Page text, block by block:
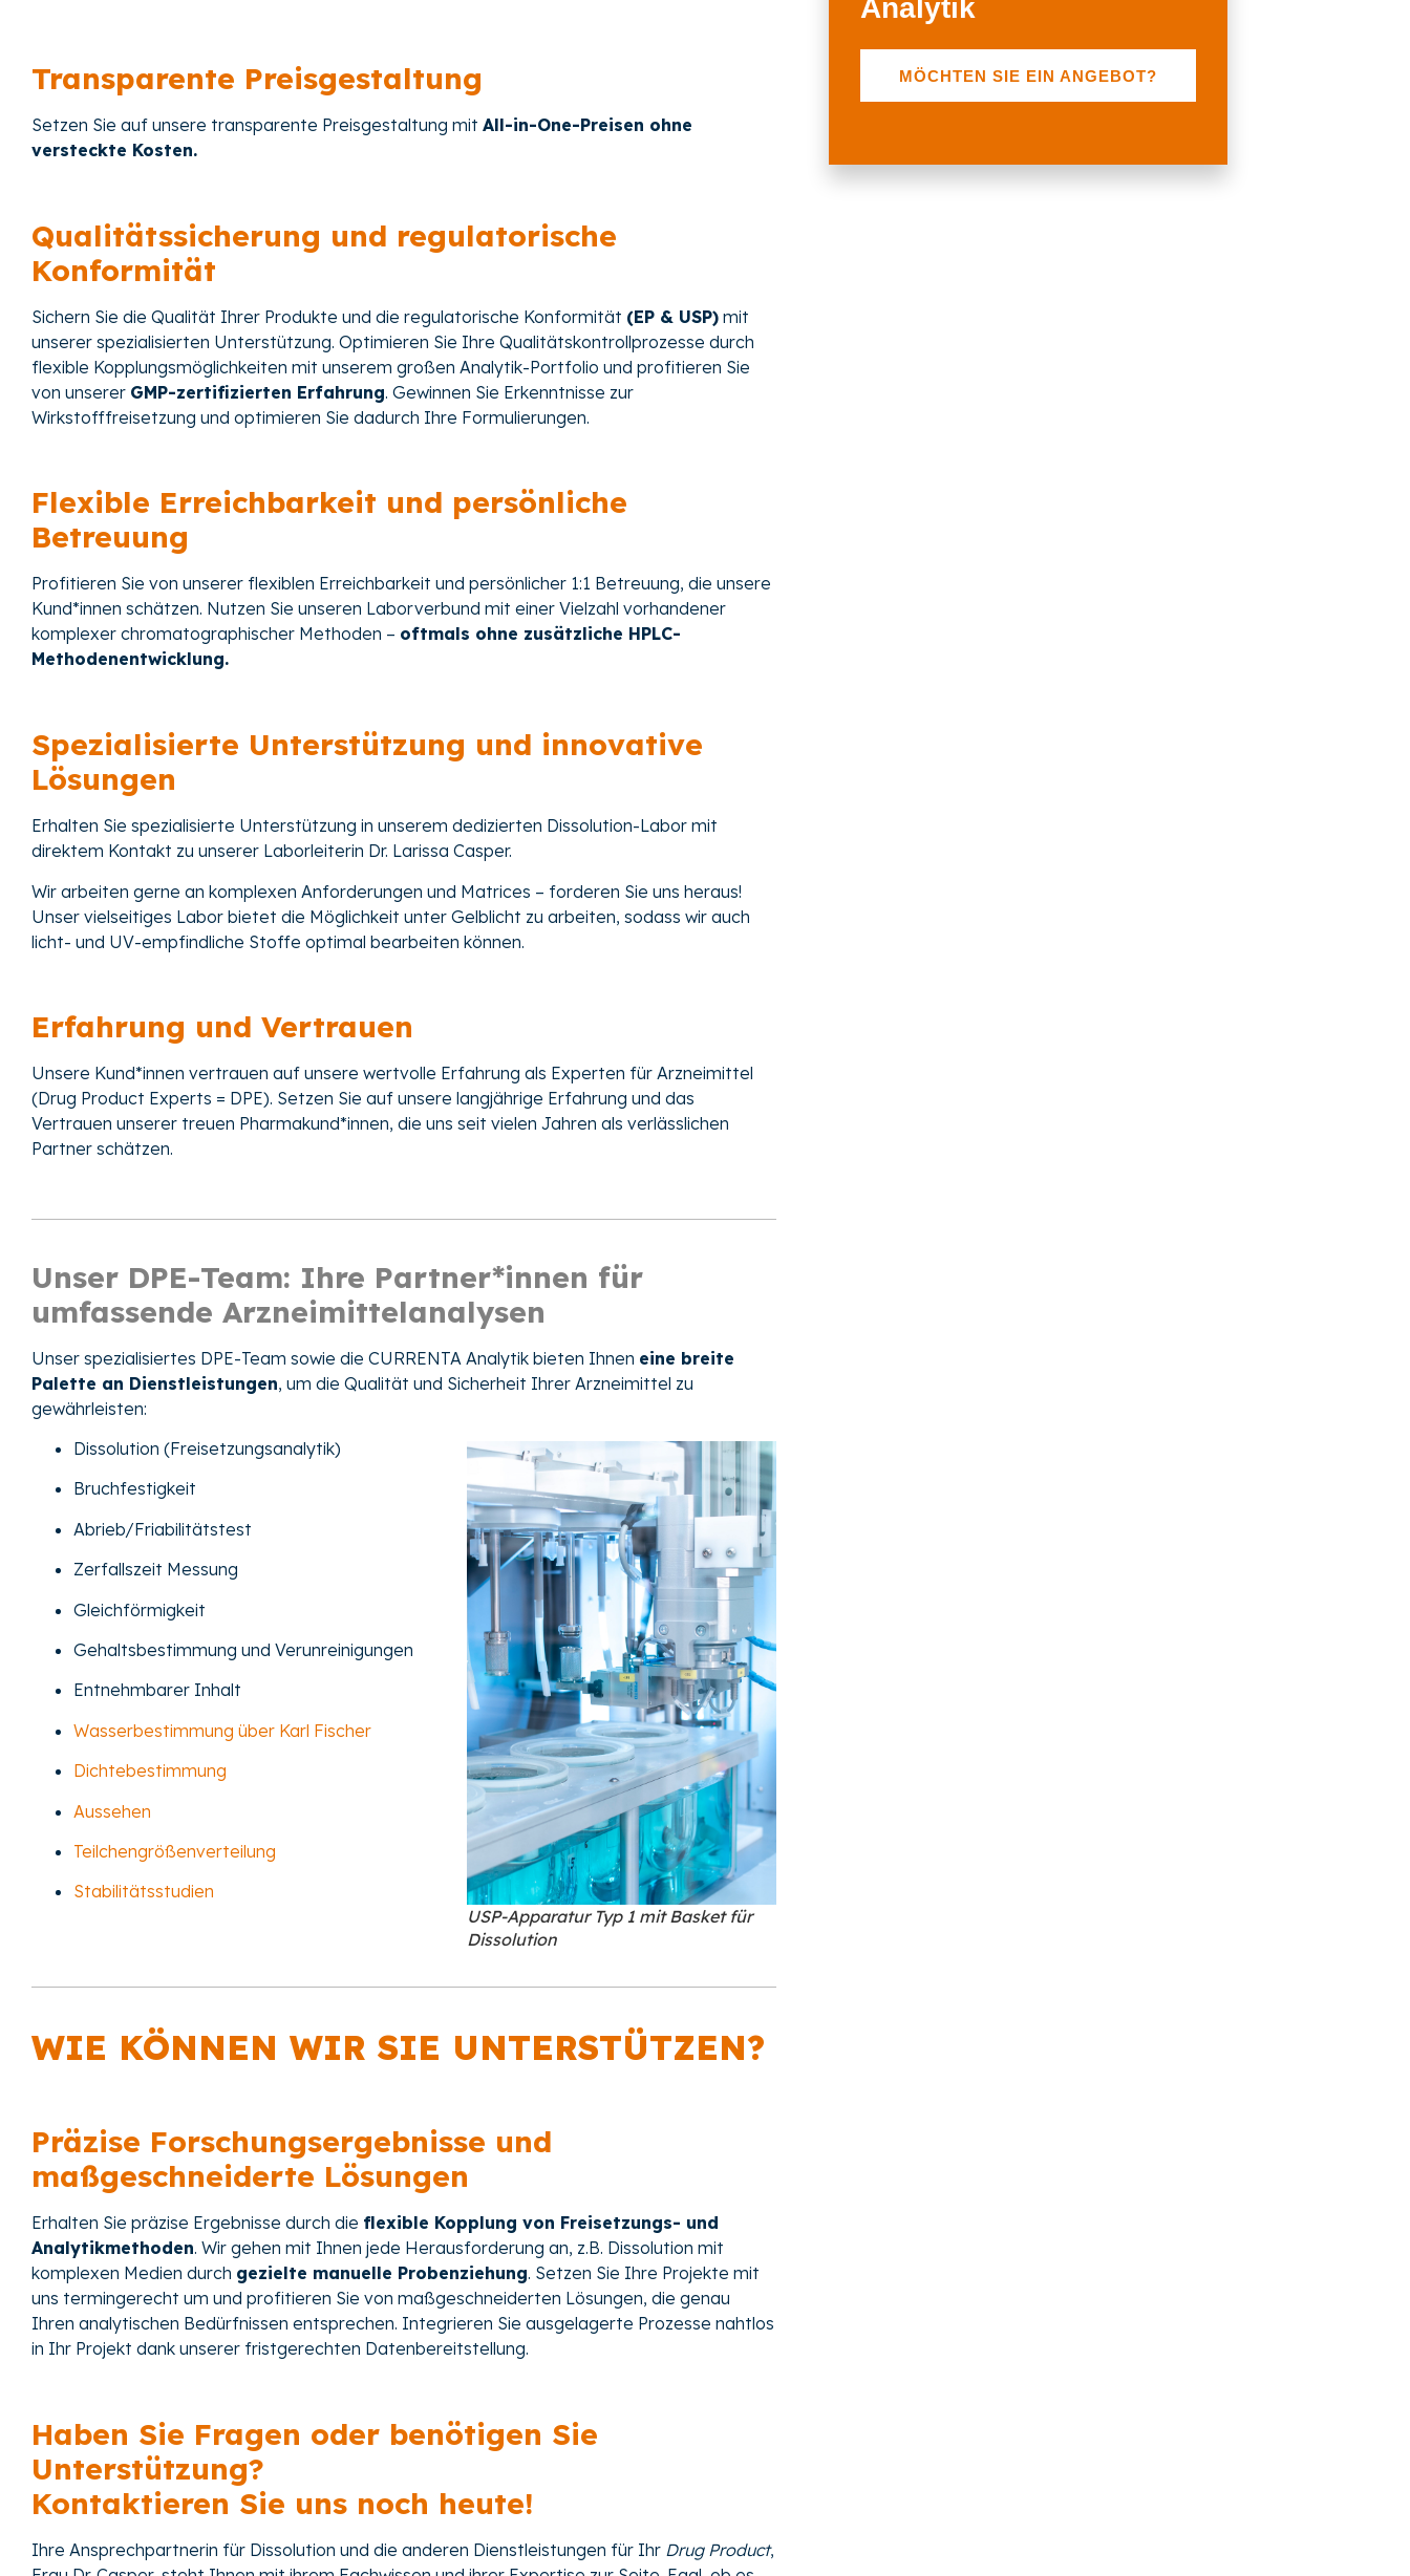
Transparente Preisgestaltung
Setzen Sie auf unsere transparente Preisgestaltung mit All-in-One-Preisen ohne
versteckte Kosten.
Qualitätssicherung und regulatorische
Konformität
Sichern Sie die Qualität Ihrer Produkte und die regulatorische Konformität (EP & USP) mit
unserer spezialisierten Unterstützung. Optimieren Sie Ihre Qualitätskontrollprozesse durch
flexible Kopplungsmöglichkeiten mit unserem großen Analytik-Portfolio und profitieren Sie
von unserer GMP-zertifizierten Erfahrung. Gewinnen Sie Erkenntnisse zur
Wirkstofffreisetzung und optimieren Sie dadurch Ihre Formulierungen.
Flexible Erreichbarkeit und persönliche
Betreuung
Profitieren Sie von unserer flexiblen Erreichbarkeit und persönlicher 1:1 Betreuung, die unsere
Kund*innen schätzen. Nutzen Sie unseren Laborverbund mit einer Vielzahl vorhandener
komplexer chromatographischer Methoden – oftmals ohne zusätzliche HPLC-
Methodenentwicklung.
Spezialisierte Unterstützung und innovative
Lösungen
Erhalten Sie spezialisierte Unterstützung in unserem dedizierten Dissolution-Labor mit
direktem Kontakt zu unserer Laborleiterin Dr. Larissa Casper.
Wir arbeiten gerne an komplexen Anforderungen und Matrices – forderen Sie uns heraus!
Unser vielseitiges Labor bietet die Möglichkeit unter Gelblicht zu arbeiten, sodass wir auch
licht- und UV-empfindliche Stoffe optimal bearbeiten können.
Erfahrung und Vertrauen
Unsere Kund*innen vertrauen auf unsere wertvolle Erfahrung als Experten für Arzneimittel
(Drug Product Experts = DPE). Setzen Sie auf unsere langjährige Erfahrung und das
Vertrauen unserer treuen Pharmakund*innen, die uns seit vielen Jahren als verlässlichen
Partner schätzen.
Unser DPE-Team: Ihre Partner*innen für
umfassende Arzneimittelanalysen
Unser spezialisiertes DPE-Team sowie die CURRENTA Analytik bieten Ihnen eine breite
Palette an Dienstleistungen, um die Qualität und Sicherheit Ihrer Arzneimittel zu
gewährleisten:
USP-Apparatur Typ 1 mit Basket für
Dissolution
Dissolution (Freisetzungsanalytik)
Bruchfestigkeit
Abrieb/Friabilitätstest
Zerfallszeit Messung
Gleichförmigkeit
Gehaltsbestimmung und Verunreinigungen
Entnehmbarer Inhalt
Wasserbestimmung über Karl Fischer
Dichtebestimmung
Aussehen
Teilchengrößenverteilung
Stabilitätsstudien
WIE KÖNNEN WIR SIE UNTERSTÜTZEN?
Präzise Forschungsergebnisse und
maßgeschneiderte Lösungen
Erhalten Sie präzise Ergebnisse durch die flexible Kopplung von Freisetzungs- und
Analytikmethoden. Wir gehen mit Ihnen jede Herausforderung an, z.B. Dissolution mit
komplexen Medien durch gezielte manuelle Probenziehung. Setzen Sie Ihre Projekte mit
uns termingerecht um und profitieren Sie von maßgeschneiderten Lösungen, die genau
Ihren analytischen Bedürfnissen entsprechen. Integrieren Sie ausgelagerte Prozesse nahtlos
in Ihr Projekt dank unserer fristgerechten Datenbereitstellung.
Haben Sie Fragen oder benötigen Sie
Unterstützung?
Kontaktieren Sie uns noch heute!
Ihre Ansprechpartnerin für Dissolution und die anderen Dienstleistungen für Ihr Drug Product,
Analytik
MÖCHTEN SIE EIN ANGEBOT?